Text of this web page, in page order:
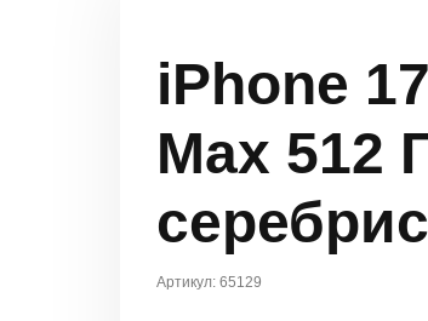
iPhone
Max 512
Артикул: 65129